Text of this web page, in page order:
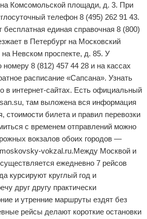
Комсомольской площади, д. 3. При
телефон 8 (495) 262 91 43.
единая справочная 8 (800)
в Петербург на Московский
Невском проспекте, д. 85. У
номеру 8 (812) 457 44 28 и на кассах
расписание «Сапсана». Узнать
в интернет-сайтах. Есть официальный
там выложена вся информация
стоимости билета и правил перевозки
с временем отправлений можно
вокзалов обоих городов —
vokzal.ru.Между Москвой и
ежедневно 7 рейсов
курсируют круглый год и
друг другу практически
и утренние маршруты ездят без
рейсы делают короткие остановки